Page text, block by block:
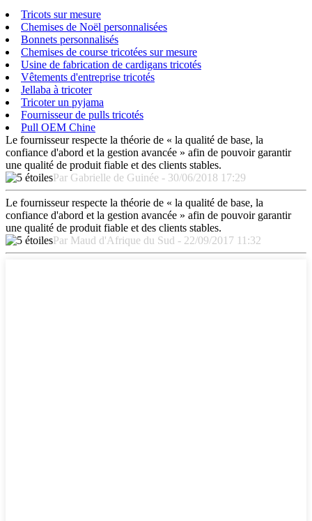
Tricots sur mesure
Chemises de Noël personnalisées
Bonnets personnalisés
Chemises de course tricotées sur mesure
Usine de fabrication de cardigans tricotés
Vêtements d'entreprise tricotés
Jellaba à tricoter
Tricoter un pyjama
Fournisseur de pulls tricotés
Pull OEM Chine
Le fournisseur respecte la théorie de « la qualité de base, la
confiance d'abord et la gestion avancée » afin de pouvoir garantir
une qualité de produit fiable et des clients stables.
Par Gabrielle de Guinée - 30/06/2018 17:29
Le fournisseur respecte la théorie de « la qualité de base, la
confiance d'abord et la gestion avancée » afin de pouvoir garantir
une qualité de produit fiable et des clients stables.
Par Maud d'Afrique du Sud - 22/09/2017 11:32